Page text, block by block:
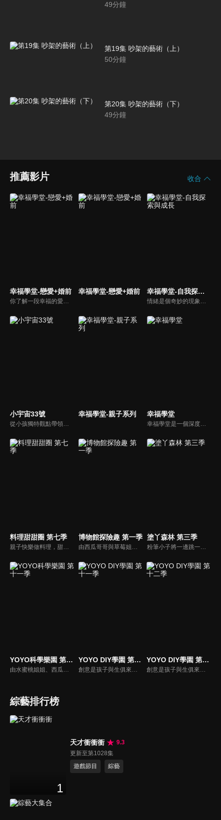
49分鐘
第19集 吵架的藝術（上）
50分鐘
第20集 吵架的藝術（下）
49分鐘
推薦影片 收合
幸福學堂-戀愛+婚前
你了解一段幸福的愛情是如何發展出來的嗎？你對你心中那一個對象，到底是愛還是喜歡？難道喜歡跟愛差距很大嗎？讓我們的大師來消除你心中的疑惑。
幸福學堂-戀愛+婚前 幸福學堂-自我探索與成長
情緒是個奇妙的現象，它令人時而欣喜若狂、時而沮喪憂傷、時而憤恨難耐、又時而幸福滿懷。不管在任何時代，情緒的話題都有它舉足輕重的地位。
小宇宙33號
從小孩獨特觀點帶領大人探討最夯的生活話題、流行事物和現象，蹦出爆笑火花與意外笑果，節目風格是高、中、低年級版《大學生了沒》。
幸福學堂-親子系列 幸福學堂
幸福學堂是一個深度探討家庭問題的節目，讓觀眾的家庭問題可以在節目中得到協助，這些輔導經驗豐富的專家，也是信仰堅定的基督徒學者，包含林如萍、武自珍、葉高芳、錢玉芬等教授，透過深入的討與講解，為現場觀眾解答家庭的疑惑。
料理甜甜圈 第七季 博物館探險趣 第一季 塗丫森林 第三季
粉筆小子將一邊跳一邊教小朋友各種家禽；機器人教我們畫小雞；香蕉哥哥教大家用彈殼畫出不一樣的圖畫；三暉幼稚園的小朋友與大家一起用紙盤畫畫。
YOYO科學樂園 第十一季
由水蜜桃姐姐、西瓜哥哥主持，帶領小朋友學習簡單的科學知識。
YOYO DIY學園 第十一季
創意是孩子與生俱來的天份，本節目帶家長與小朋友一起做有趣又好玩的美勞作品，一同體會親子DIY的樂趣，共享歡樂親子時光，培養小朋友在各方面的均衡發展。
YOYO DIY學園 第十二季
創意是孩子與生俱來的天份，本節目帶家長與小朋友一起做有趣又好玩的美勞作品，一同體會親子DIY的樂趣，共享歡樂親子時光，培養小朋友在各方面的均衡發展。
綜藝排行榜
1
天才衝衝衝
9.3
更新至第1028集
遊戲節目
綜藝